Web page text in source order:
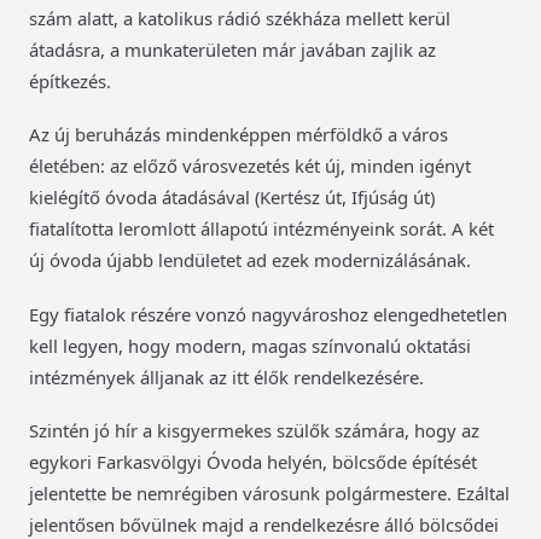
szám alatt, a katolikus rádió székháza mellett kerül
átadásra, a munkaterületen már javában zajlik az
építkezés.
Az új beruházás mindenképpen mérföldkő a város
életében: az előző városvezetés két új, minden igényt
kielégítő óvoda átadásával (Kertész út, Ifjúság út)
fiatalította leromlott állapotú intézményeink sorát. A két
új óvoda újabb lendületet ad ezek modernizálásának.
Egy fiatalok részére vonzó nagyvároshoz elengedhetetlen
kell legyen, hogy modern, magas színvonalú oktatási
intézmények álljanak az itt élők rendelkezésére.
Szintén jó hír a kisgyermekes szülők számára, hogy az
egykori Farkasvölgyi Óvoda helyén, bölcsőde építését
jelentette be nemrégiben városunk polgármestere. Ezáltal
jelentősen bővülnek majd a rendelkezésre álló bölcsődei